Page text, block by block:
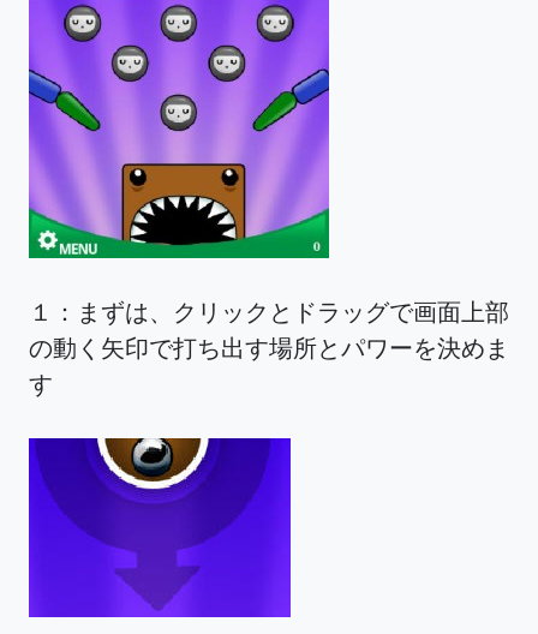
１：まずは、クリックとドラッグで画面上部
の動く矢印で打ち出す場所とパワーを決めま
す